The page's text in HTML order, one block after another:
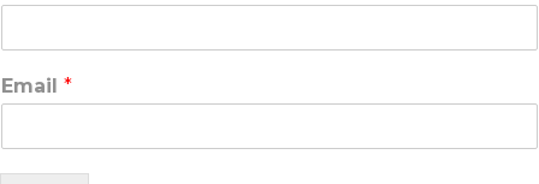
Email *